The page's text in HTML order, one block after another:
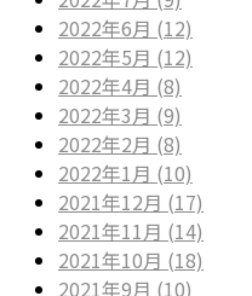
2022年6月 (12)
2022年5月 (12)
2022年4月 (8)
2022年3月 (9)
2022年2月 (8)
2022年1月 (10)
2021年12月 (17)
2021年11月 (14)
2021年10月 (18)
2021年9月 (10)